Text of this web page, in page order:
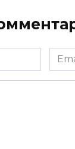
Email
*